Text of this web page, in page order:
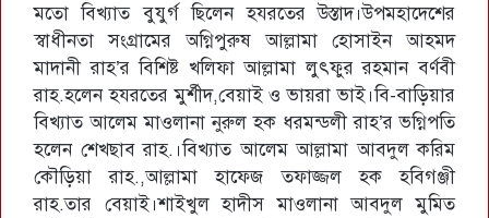
মতো বিখ্যাত বুযুর্গ ছিলেন হযরতের উস্তাদ।উপমহাদেশের
স্বাধীনতা সংগ্রামের অগ্নিপুরুষ আল্লামা হোসাইন আহমদ
মাদানী রাহ’র বিশিষ্ট খলিফা আল্লামা লুৎফুর রহমান বর্ণবী
রাহ.হলেন হযরতের মুর্শীদ,বেয়াই ও ভায়রা ভাই।বি-বাড়িয়ার
বিখ্যাত আলেম মাওলানা নুরুল হক ধরমন্ডলী রাহ’র ভগ্নিপতি
হলেন শেখছাব রাহ.।বিখ্যাত আলেম আল্লামা আবদুল করিম
কৌড়িয়া রাহ.,আল্লামা হাফেজ তফাজ্জল হক হবিগঞ্জী
রাহ.তার বেয়াই।শাইখুল হাদীস মাওলানা আবদুল মুমিত